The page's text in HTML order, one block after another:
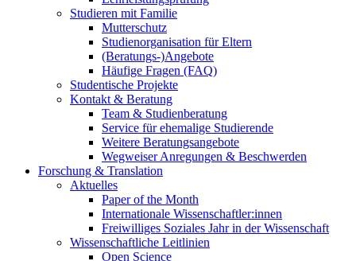
Studieren mit Familie
Mutterschutz
Studienorganisation für Eltern
(Beratungs-)Angebote
Häufige Fragen (FAQ)
Studentische Projekte
Kontakt & Beratung
Team & Studienberatung
Service für ehemalige Studierende
Weitere Beratungsangebote
Wegweiser Anregungen & Beschwerden
Forschung & Translation
Aktuelles
Paper of the Month
Internationale Wissenschaftler:innen
Freiwilliges Soziales Jahr in der Wissenschaft
Wissenschaftliche Leitlinien
Open Science